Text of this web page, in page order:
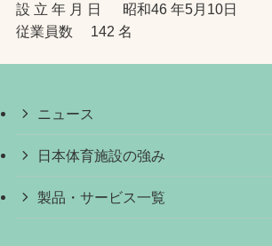
設 立 年 月 日 昭和46 年5月10日
従業員数 142 名
ニュース
日本体育施設の強み
製品・サービス一覧